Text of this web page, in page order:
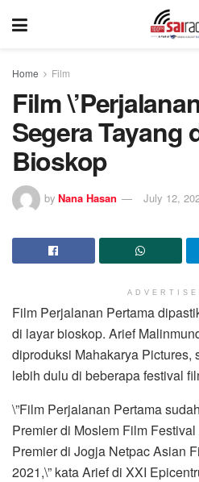
Home Film
Film
Segera Tayang
Bioskop
by Nana Hasan July 12,
Film Perjalanan Pertama
di layar bioskop. Arief
diproduksi Mahakarya Pictures,
lebih dulu di beberapa festival
\”Film Perjalanan Pertama
Premier di Moslem Film
Premier di Jogja Netpac Asian
2021,\” kata Arief di XXI